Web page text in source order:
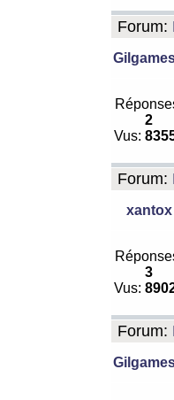
Forum:
2
Vus:
Forum:
xantox
3
Vus:
Forum: